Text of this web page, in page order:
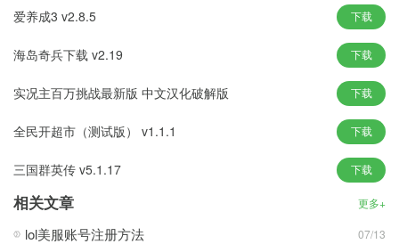
超级賺錢大亨游戏规则：
3种相同的颜色相连即可通过点击消除，下方不停的刷新新的球，越
到后面刷新速度越快，如果下方无法推进则游戏失败。
2D画面，画面简单。背景设计为保险库大门，而游戏元素是几种颜
色的硬币，每种钱币上都有不同的钱币符号。整体画面风格比较统
一，很好的体现了游戏的主题。
2、声 音：
背景音乐以快节奏音乐为基调，衬托和提升了游戏的节奏。在音效
爱养成3 v2.8.5 下载
海岛奇兵下载 v2.19 下载
实况主百万挑战最新版 中文汉化破解版 下载
全民开超市（测试版） v1.1.1 下载
三国群英传 v5.1.17 下载
相关文章 更多+
lol美服账号注册方法 07/13